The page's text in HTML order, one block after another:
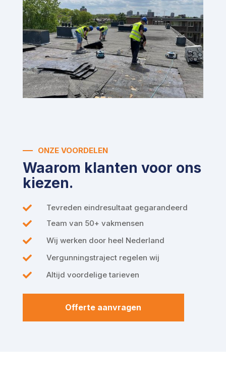
ONZE VOORDELEN
Waarom klanten voor ons
kiezen.
 Tevreden eindresultaat gegarandeerd
 Team van 50+ vakmensen
 Wij werken door heel Nederland
 Vergunningstraject regelen wij
 Altijd voordelige tarieven
Offerte aanvragen